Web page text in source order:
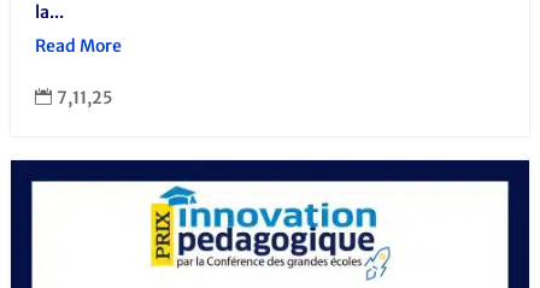
la...
Read More
 7,11,25